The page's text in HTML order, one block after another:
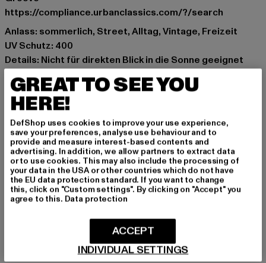
https://compliance.urbanclassics.com/?/search
Anlass: sommerlich, Street, Alltag, Vintage, Freizeit
UV Schutz: 400
Details: Nicht für direkten Blick in die Sonne geeignet
Marke: MSTRDS
Kat.: Sunglasses
Farbe: gelb
Hersteller Farbe: yellow
Materialzusammensetzung: 100% Polycarbonat
Art.Nr: 10225-00252
Hersteller: Masterdis GmbH |info@masterdis.com
Maria-Merian-Straße 2 | 85521 Ottobrunn | DE
GRÖSSE & PASSFORM
PFLEGEHINWEISE
GREAT TO SEE YOU
HERE!
DefShop uses cookies to improve your use experience,
save your preferences, analyse use behaviour and to
provide and measure interest-based contents and
advertising. In addition, we allow partners to extract data
or to use cookies. This may also include the processing of
your data in the USA or other countries which do not have
the EU data protection standard. If you want to change
this, click on "Custom settings". By clicking on "Accept" you
agree to this. Data protection
INDIVIDUAL SETTINGS
ACCEPT